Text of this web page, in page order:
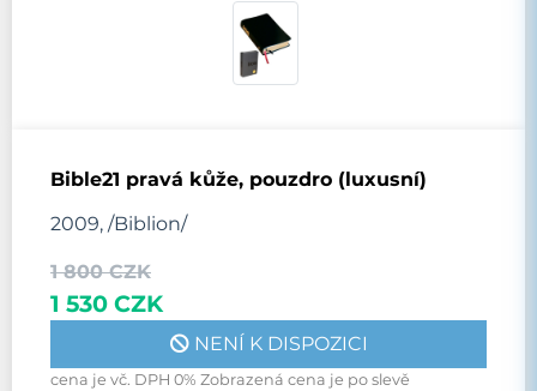
Bible21 pravá kůže, pouzdro (luxusní)
2009, /Biblion/
1 800 CZK
1 530 CZK
NENÍ K DISPOZICI
cena je vč. DPH 0% Zobrazená cena je po slevě